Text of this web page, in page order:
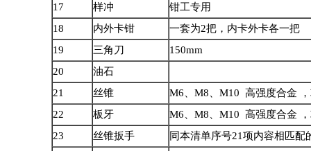
17
样冲
钳工专用
18
内外卡钳 一套为2把，内卡外卡各一把
19
三角刀
150mm
20
油石
21
丝锥 M6、 M8、 M10 高强度合金
22
板牙 M6、 M8、 M10 高强度合金
23
丝锥扳手 同本清单序号21项内容相匹配